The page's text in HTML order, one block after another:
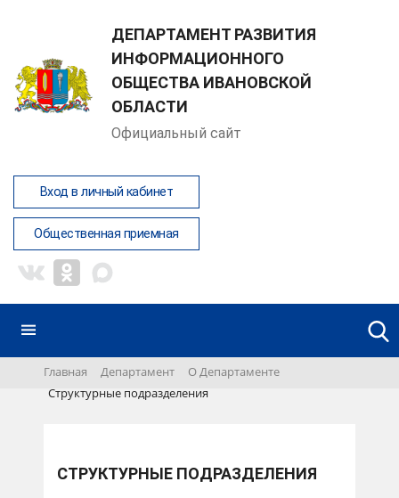
ДЕПАРТАМЕНТ РАЗВИТИЯ
ИНФОРМАЦИОННОГО
ОБЩЕСТВА ИВАНОВСКОЙ
ОБЛАСТИ
Официальный сайт
Вход в личный кабинет
Общественная приемная
Главная Департамент
О Департаменте
Структурные подразделения
СТРУКТУРНЫЕ ПОДРАЗДЕЛЕНИЯ